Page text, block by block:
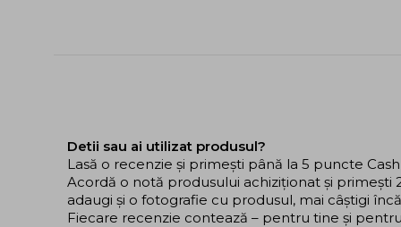
Detii sau ai utilizat produsul?
Lasă o recenzie și primești până la 5 puncte
Acordă o notă produsului achiziționat și primești
adaugi și o fotografie cu produsul, mai câștigi
Fiecare recenzie contează – pentru tine și